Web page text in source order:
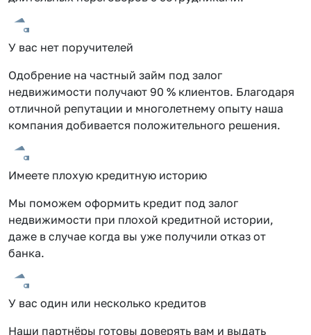
У вас нет поручителей
Одобрение на частный займ под залог
недвижимости получают 90 % клиентов. Благодаря
отличной репутации и многолетнему опыту наша
компания добивается положительного решения.
Имеете плохую кредитную историю
Мы поможем оформить кредит под залог
недвижимости при плохой кредитной истории,
даже в случае когда вы уже получили отказ от
банка.
У вас один или несколько кредитов
Наши партнёры готовы доверять вам и выдать